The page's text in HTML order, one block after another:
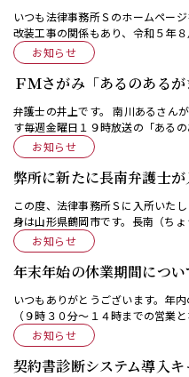
いつも法律事務所Ｓのホームペー
改装工事の関係もあり、令和５年
月曜日につき、相模原本店は臨時
Ｓでは、土日祝日 […]
お知らせ
ＦＭさがみ「あるのあるが
弁護士の井上です。 南川あるさん
す毎週金曜日１９時放送の「ある
出演しました！ ラジオ出演するこ
回出演でき、とて […]
お知らせ
弊所に新たに長南弁護士
この度、法律事務所Ｓに入所いた
身は山形県鶴岡市です。長南（ち
しいとのことで、名乗った際には
す。一説によれば […]
お知らせ
年末年始の休業期間につい
いつもありがとうございます。年
（９時３０分～１４時までの営業
ではお休みをいただき、令和５年
す。何卒宜しくお […]
お知らせ
契約書診断システム導入